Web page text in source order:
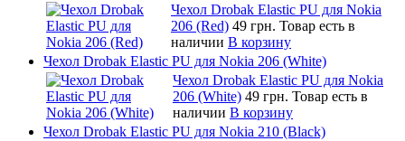
Чехол Drobak Elastic PU для Nokia
206 (Red) 49 грн. Товар есть в
наличии В корзину
Чехол Drobak Elastic PU для Nokia 206 (White)
Чехол Drobak Elastic PU для Nokia
206 (White) 49 грн. Товар есть в
наличии В корзину
Чехол Drobak Elastic PU для Nokia 210 (Black)